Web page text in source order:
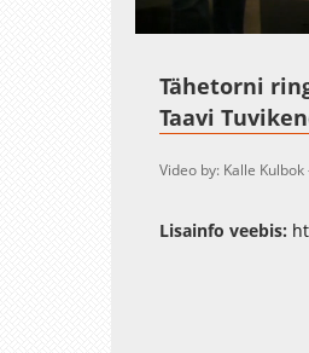
Tähetorni
Taavi
Video by: Kalle Kulbok
Lisainfo veebis: